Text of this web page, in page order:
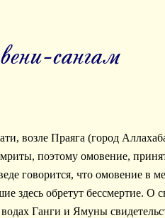
сангам
поэтому омовение,
говорится, что омовение в
здесь обретут бессмертие. О
Ганги и Ямуны